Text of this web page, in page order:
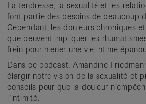
La tendresse, la sexualité et les
font partie des besoins de beaucoup
Cependant, les douleurs chroniques
que peuvent impliquer les
frein pour mener une vie intime
Dans ce podcast, Amandine
élargir notre vision de la sexualité et
conseils pour que la douleur
l’intimité.